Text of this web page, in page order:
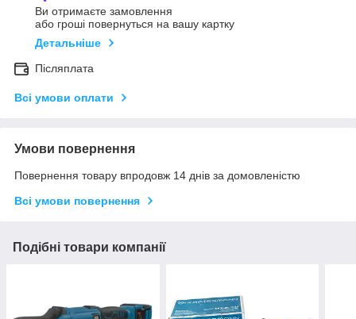
Ви отримаєте замовлення
або гроші повернуться на вашу картку
Детальніше
Післяплата
Всі умови оплати
Умови повернення
Повернення товару впродовж 14 днів за домовленістю
Всі умови повернення
Подібні товари компанії